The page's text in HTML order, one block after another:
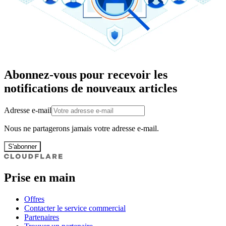
Abonnez-vous pour recevoir les
notifications de nouveaux articles
Adresse e-mail
Nous ne partagerons jamais votre adresse e-mail.
S'abonner
Prise en main
Offres
Contacter le service commercial
Partenaires